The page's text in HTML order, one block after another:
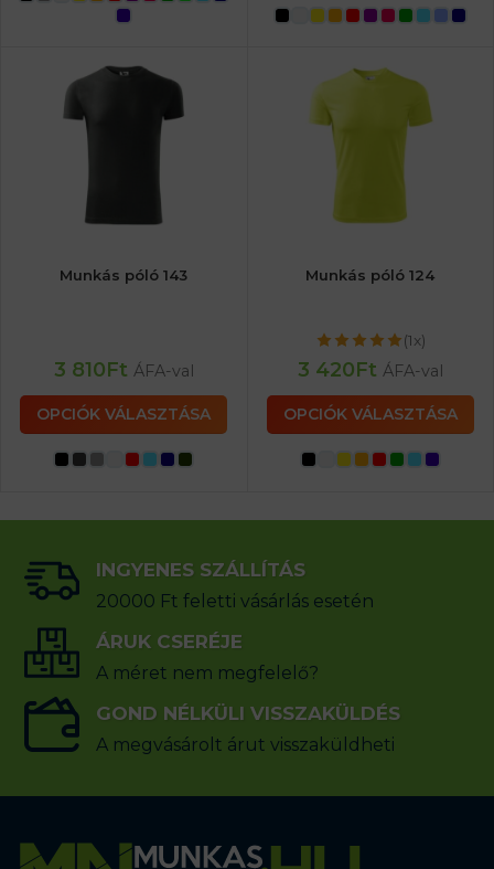
Munkás póló 143
3 810Ft ÁFA-val
OPCIÓK VÁLASZTÁSA
Munkás póló 124
(1x)
3 420Ft ÁFA-val
OPCIÓK VÁLASZTÁSA
INGYENES SZÁLLÍTÁS
20000 Ft feletti vásárlás esetén
ÁRUK CSERÉJE
A méret nem megfelelő?
GOND NÉLKÜLI VISSZAKÜLDÉS
A megvásárolt árut visszaküldheti